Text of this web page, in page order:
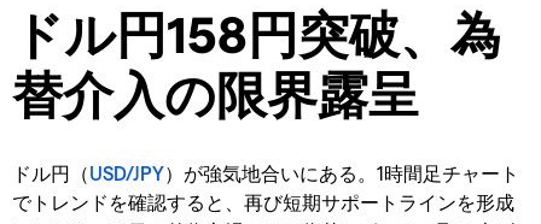
ドル円158円突破、為
替介入の限界露呈
ドル円（USD/JPY）が強気地合いにある。1時間足チャート
でトレンドを確認すると、再び短期サポートラインを形成